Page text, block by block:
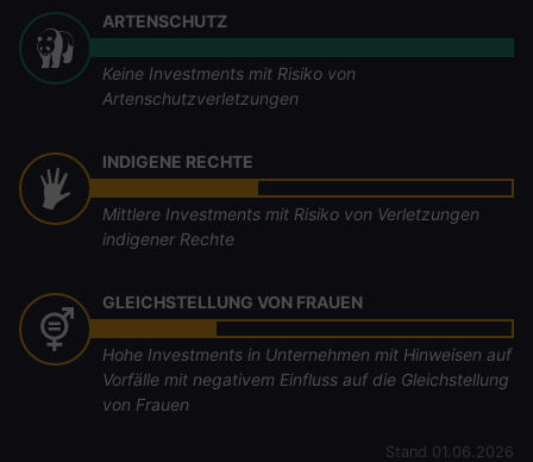
ARTENSCHUTZ
Keine Investments mit Risiko von
Artenschutzverletzungen
INDIGENE RECHTE
Mittlere Investments mit Risiko von Verletzungen
indigener Rechte
GLEICHSTELLUNG VON FRAUEN
Hohe Investments in Unternehmen mit Hinweisen auf
Vorfälle mit negativem Einfluss auf die Gleichstellung
von Frauen
Stand 01.06.2026